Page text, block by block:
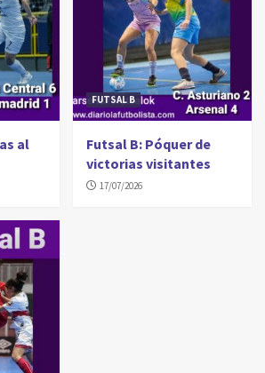
al
FUTSAL B
Futsal B: Póquer de
victorias visitantes
17/07/2026